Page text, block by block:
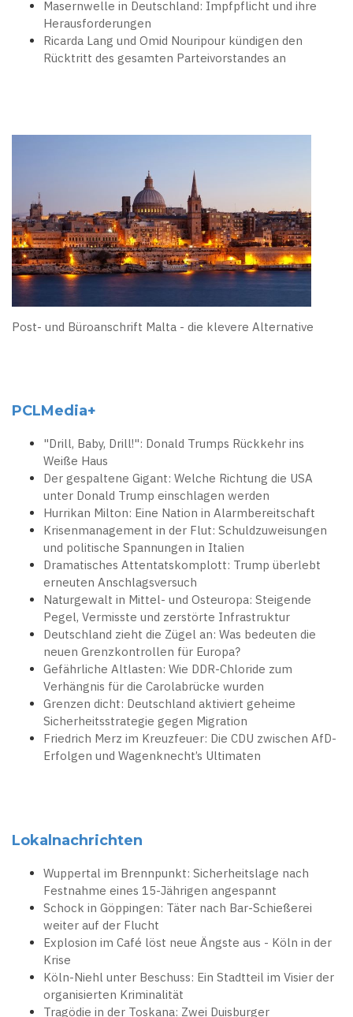
Masernwelle in Deutschland: Impfpflicht und ihre
Herausforderungen
Ricarda Lang und Omid Nouripour kündigen den
Rücktritt des gesamten Parteivorstandes an
Post- und Büroanschrift Malta - die klevere Alternative
PCLMedia+
"Drill, Baby, Drill!": Donald Trumps Rückkehr ins
Weiße Haus
Der gespaltene Gigant: Welche Richtung die USA
unter Donald Trump einschlagen werden
Hurrikan Milton: Eine Nation in Alarmbereitschaft
Krisenmanagement in der Flut: Schuldzuweisungen
und politische Spannungen in Italien
Dramatisches Attentatskomplott: Trump überlebt
erneuten Anschlagsversuch
Naturgewalt in Mittel- und Osteuropa: Steigende
Pegel, Vermisste und zerstörte Infrastruktur
Deutschland zieht die Zügel an: Was bedeuten die
neuen Grenzkontrollen für Europa?
Gefährliche Altlasten: Wie DDR-Chloride zum
Verhängnis für die Carolabrücke wurden
Grenzen dicht: Deutschland aktiviert geheime
Sicherheitsstrategie gegen Migration
Friedrich Merz im Kreuzfeuer: Die CDU zwischen AfD-
Erfolgen und Wagenknecht’s Ultimaten
Lokalnachrichten
Wuppertal im Brennpunkt: Sicherheitslage nach
Festnahme eines 15-Jährigen angespannt
Schock in Göppingen: Täter nach Bar-Schießerei
weiter auf der Flucht
Explosion im Café löst neue Ängste aus - Köln in der
Krise
Köln-Niehl unter Beschuss: Ein Stadtteil im Visier der
organisierten Kriminalität
Tragödie in der Toskana: Zwei Duisburger